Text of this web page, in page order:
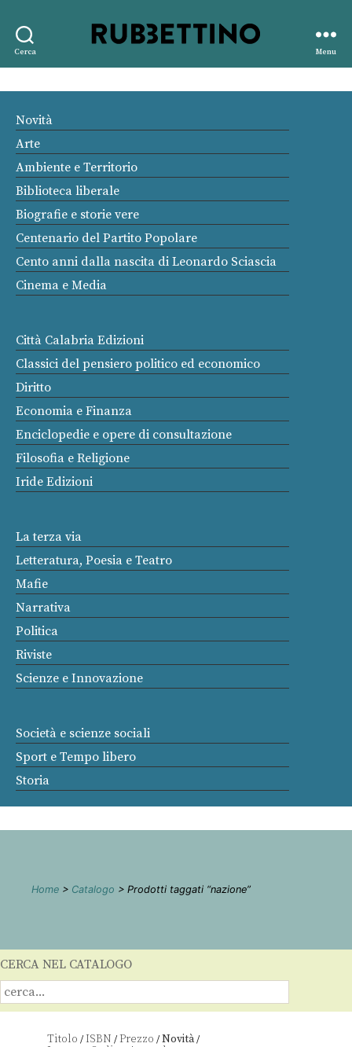
Cerca
editore
Menu
Novità
Arte
Ambiente e Territorio
Biblioteca liberale
Biografie e storie vere
Centenario del Partito Popolare
Cento anni dalla nascita di Leonardo Sciascia
Cinema e Media
Città Calabria Edizioni
Classici del pensiero politico ed economico
Diritto
Economia e Finanza
Enciclopedie e opere di consultazione
Filosofia e Religione
Iride Edizioni
La terza via
Letteratura, Poesia e Teatro
Mafie
Narrativa
Politica
Riviste
Scienze e Innovazione
Società e scienze sociali
Sport e Tempo libero
Storia
Home > Catalogo > Prodotti taggati “nazione”
CERCA NEL CATALOGO
Titolo /ISBN /Prezzo /Novità/